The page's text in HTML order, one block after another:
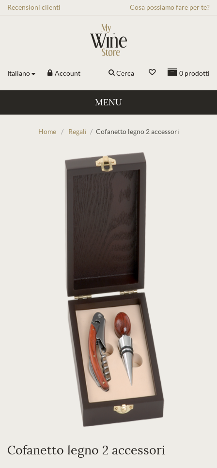
Recensioni clienti Cosa possiamo fare per te?
Italiano Account 0 prodotti
Cerca
MENU
Home / Regali / Cofanetto legno 2 accessori
Cofanetto legno 2 accessori